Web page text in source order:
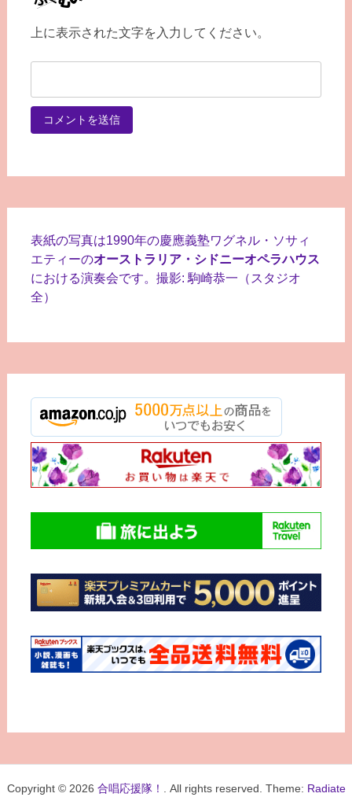
上に表示された文字を入力してください。
表紙の写真は1990年の慶應義塾ワグネル・ソサィ
エティーのオーストラリア・シドニーオペラハウス
における演奏会です。撮影: 駒崎恭一（スタジオ
全）
Copyright © 2026 合唱応援隊！ . All rights reserved. Theme: Radiate